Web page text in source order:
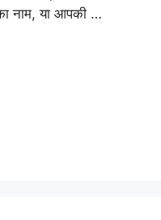
नाम, या आपकी …